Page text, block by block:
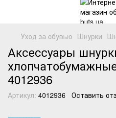
Уход за обувью Шнурки
Аксессуары
4012936
Артикул: 4012936 Оставить